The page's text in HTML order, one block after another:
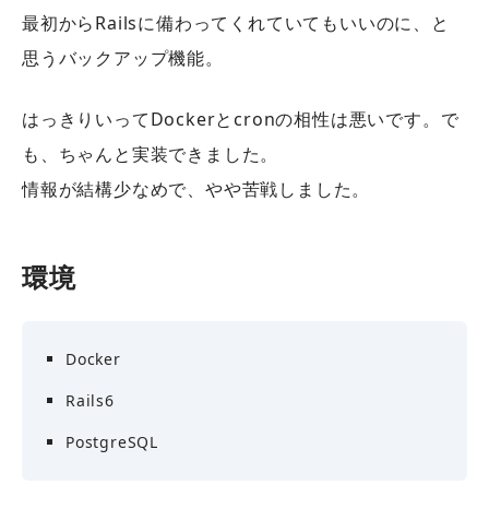
最初からRailsに備わってくれていてもいいのに、と
思うバックアップ機能。
はっきりいってDockerとcronの相性は悪いです。で
も、ちゃんと実装できました。
情報が結構少なめで、やや苦戦しました。
環境
Docker
Rails6
PostgreSQL